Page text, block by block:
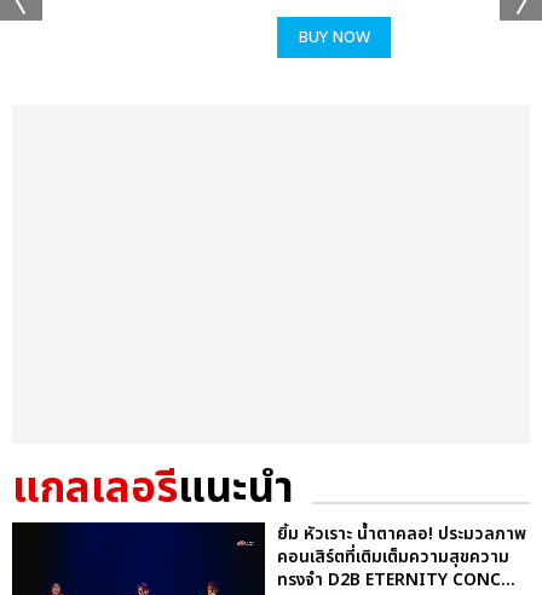
BUY NOW
แกลเลอรีแนะนำ
ยิ้ม หัวเราะ น้ำตาคลอ! ประมวลภาพ
คอนเสิร์ตที่เติมเต็มความสุขความ
ทรงจำ D2B ETERNITY CONC...